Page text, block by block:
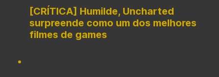
[CRÍTICA] Humilde, Uncharted
surpreende como um dos melhores
filmes de games